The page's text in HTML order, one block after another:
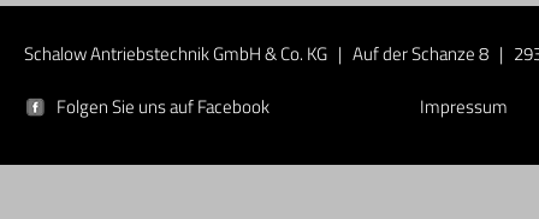
Schalow Antriebstechnik GmbH & Co. KG | Auf der Schanze 8 |
Folgen Sie uns auf Facebook Impressum